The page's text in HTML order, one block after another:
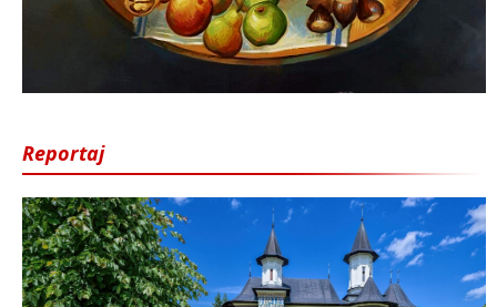
Reportaj